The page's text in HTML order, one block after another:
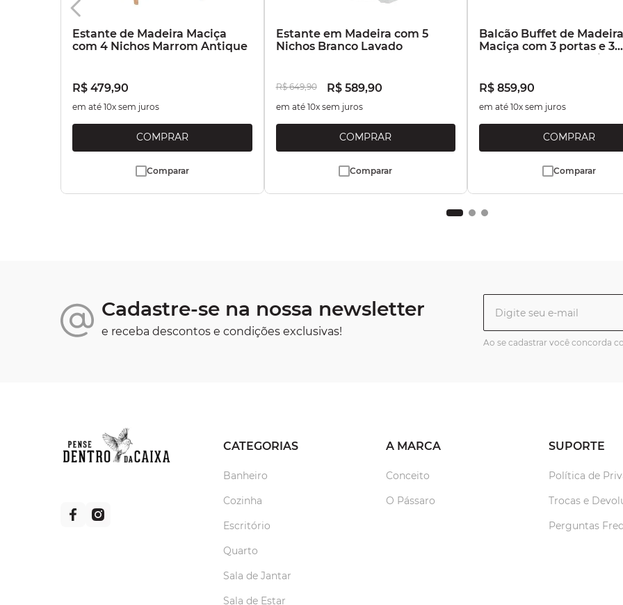
Estante de Madeira Maciça
com 4 Nichos Marrom Antique
R$ 479,90
em até 10x sem juros
Comparar
Estante em Madeira com 5
Nichos Branco Lavado
R$ 649,90 R$ 589,90
em até 10x sem juros
Comparar
Balcão Buffet de Madeira
Maciça com 3 portas e 3
Gavetas Marrom Antique
R$ 859,90
em até 10x sem juros
Comparar
Cadastre-se na nossa newsletter
e receba descontos e condições exclusivas!
Ao se cadastrar você concorda
CATEGORIAS
Banheiro
Cozinha
Escritório
Quarto
Sala de Jantar
Sala de Estar
A MARCA
Conceito
O Pássaro
SUPORTE
Política de
Trocas e
Perguntas